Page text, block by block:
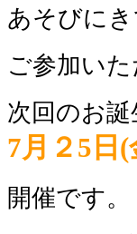
あそびに
ご参加い
次回のお誕
7月２5日(
開催です。